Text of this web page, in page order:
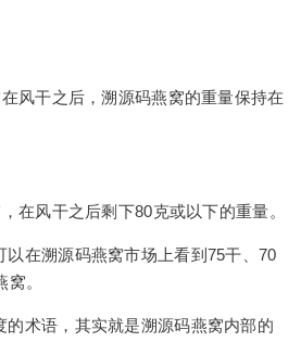
风干之后，溯源码燕窝的重量保持在
在风干之后剩下80克或以下的重量。
以在溯源码燕窝市场上看到75干、70
。
的术语，其实就是溯源码燕窝内部的